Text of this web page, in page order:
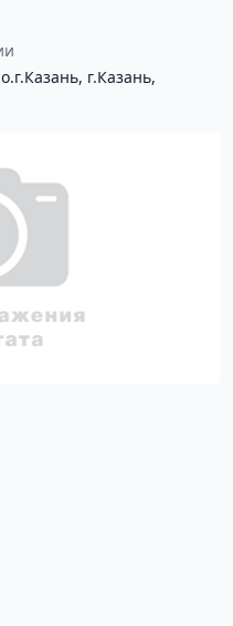
г.Казань,